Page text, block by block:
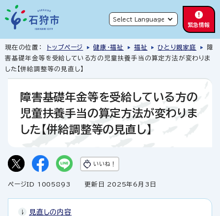
緊急情報
現在の位置： トップページ 健康・福祉 福祉 ひとり親家庭
障
害基礎年金等を受給している方の児童扶養手当の算定方法が変わりま
した【併給調整等の見直し】
障害基礎年金等を受給している方の
児童扶養手当の算定方法が変わりま
した【併給調整等の見直し】
いいね！
ページID 1005893 更新日 2025年6月3日
見直しの内容